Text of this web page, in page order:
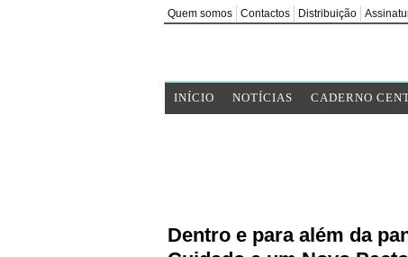
Quem somos Contactos Distribuição
INÍCIO NOTÍCIAS CADERNO
Dentro e para além da